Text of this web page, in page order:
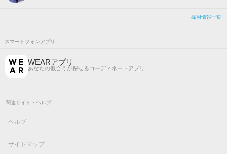
採用情報一覧
スマートフォンアプリ
WEARアプリ
あなたの似合うが探せるコーディネートアプリ
関連サイト・ヘルプ
ヘルプ
サイトマップ